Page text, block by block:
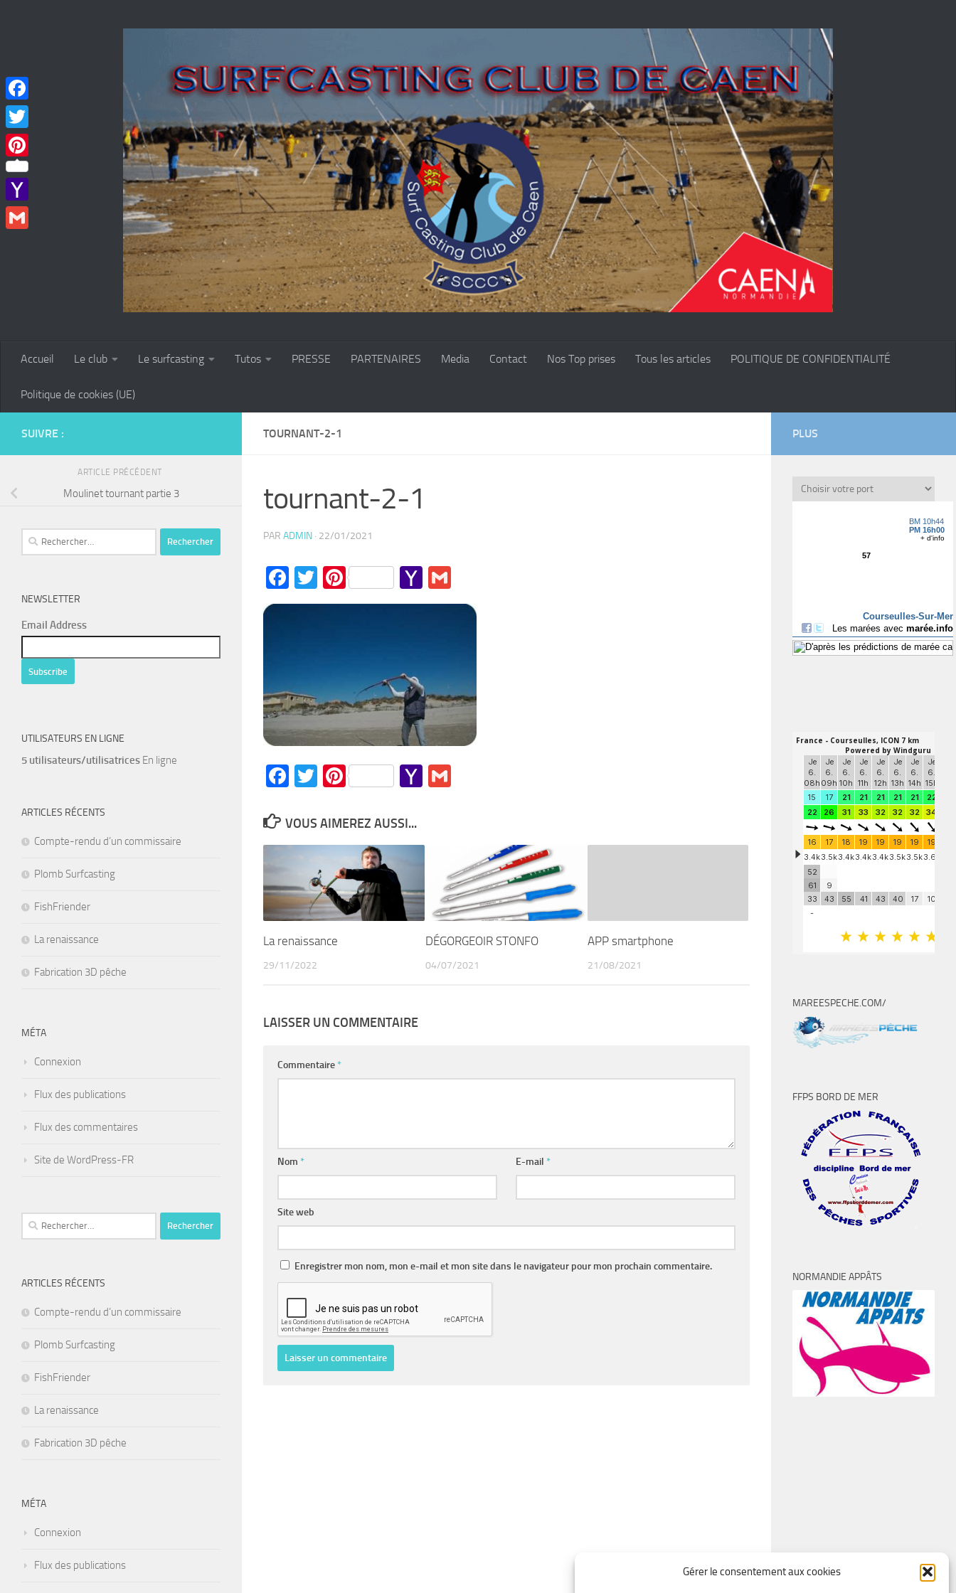
Gérer le consentement aux cookies
Accueil Le club Le surfcasting Tutos PRESSE PARTENAIRES Media Contact Nos Top prises Tous les articles POLITIQUE DE CONFIDENTIALITÉ
Politique de cookies (UE)
TOURNANT-2-1
tournant-2-1
PAR ADMIN · 22/01/2021
Facebook
TwitterPinterestYahoo
Mail
Facebook
TwitterPinterestYahoo
VOUS AIMEREZ AUSSI...
La renaissance
29/11/2022
DÉGORGEOIR STONFO
04/07/2021
APP smartphone
21/08/2021
LAISSER UN COMMENTAIRE
Commentaire *
Nom * E-mail *
Site web
Enregistrer mon nom, mon e-mail et mon site dans le navigateur pour mon prochain commentaire.
SUIVRE :
ARTICLE PRÉCÉDENT
Moulinet tournant partie 3
Rechercher :
NEWSLETTER
Email Address
UTILISATEURS EN LIGNE
5 utilisateurs/utilisatrices En ligne
ARTICLES RÉCENTS
Compte-rendu d’un commissaire
Plomb Surfcasting
FishFriender
La renaissance
Fabrication 3D pêche
MÉTA
Connexion
Flux des publications
Flux des commentaires
Site de WordPress-FR
Rechercher :
ARTICLES RÉCENTS
Compte-rendu d’un commissaire
Plomb Surfcasting
FishFriender
La renaissance
Fabrication 3D pêche
MÉTA
Connexion
Flux des publications
PLUS
MAREESPECHE.COM/
FFPS BORD DE MER
NORMANDIE APPÂTS
Facebook
Twitter
Pinterest
Yahoo